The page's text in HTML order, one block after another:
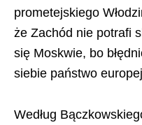
prometejskiego
że Zachód nie potrafi
się Moskwie, bo
siebie państwo
Według